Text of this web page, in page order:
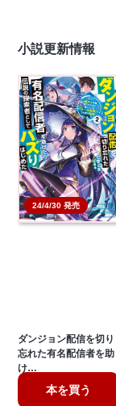
小説更新情報
24/4/30 発売
ダンジョン配信を切り
忘れた有名配信者を助
け…
本を買う